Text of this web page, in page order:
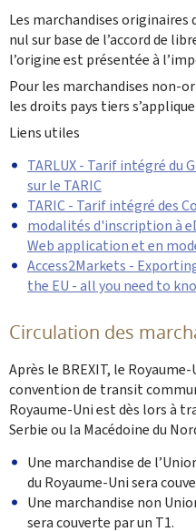
Les marchandises originaires
nul sur base de l’accord de
l’origine est présentée à
Pour les marchandises non-
les droits pays tiers
Liens utiles
TARLUX - Tarif intégré du
sur le TARIC
TARIC - Tarif intégré des
modalités d'inscription à
Web application et en
Access2Markets -
the EU - all you need to
Circulation des
Après le BREXIT, le
convention de transit
Royaume-Uni est dès lors à
Serbie ou la Macédoine du
Une marchandise de
du Royaume-Uni sera
Une marchandise non
sera couverte par un T1.